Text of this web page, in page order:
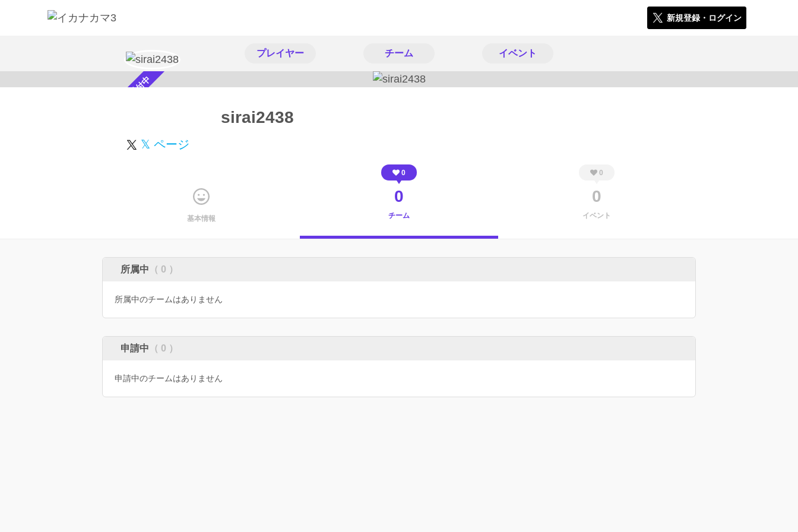
新規登録・ログイン
プレイヤー チーム イベント
スカウト受付中 sirai2438
𝕏 ページ
基本情報
0
0
チーム
0
0
イベント
所属中 （ 0 ）
所属中のチームはありません
申請中 （ 0 ）
申請中のチームはありません